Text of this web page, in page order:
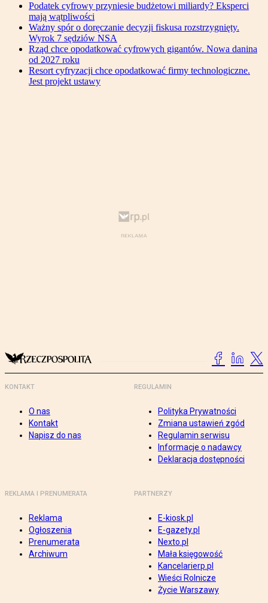
Podatek cyfrowy przyniesie budżetowi miliardy? Eksperci
mają wątpliwości
Ważny spór o doręczanie decyzji fiskusa rozstrzygnięty.
Wyrok 7 sędziów NSA
Rząd chce opodatkować cyfrowych gigantów. Nowa danina
od 2027 roku
Resort cyfryzacji chce opodatkować firmy technologiczne.
Jest projekt ustawy
KONTAKT
O nas
Kontakt
Napisz do nas
REGULAMIN
Polityka Prywatności
Zmiana ustawień zgód
Regulamin serwisu
Informacje o nadawcy
Deklaracja dostępności
REKLAMA I PRENUMERATA
Reklama
Ogłoszenia
Prenumerata
Archiwum
PARTNERZY
E-kiosk.pl
E-gazety.pl
Nexto.pl
Mała księgowość
Kancelarierp.pl
Wieści Rolnicze
Życie Warszawy